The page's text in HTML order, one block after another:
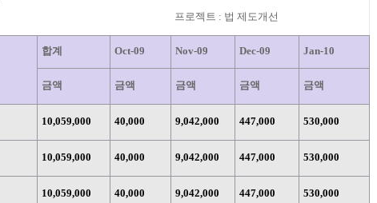
프로젝트 : 법 제도개선
합계 Oct-09 Nov-09 Dec-09 Jan-10
금액 금액 금액 금액 금액
10,059,000 40,000 9,042,000 447,000 530,000
10,059,000 40,000 9,042,000 447,000 530,000
10,059,000 40,000 9,042,000 447,000 530,000